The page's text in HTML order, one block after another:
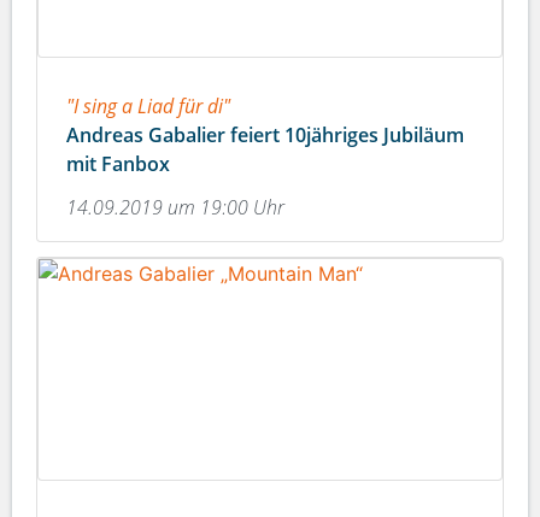
"I sing a Liad für di"
Andreas Gabalier feiert 10jähriges Jubiläum
mit Fanbox
14.09.2019 um 19:00 Uhr